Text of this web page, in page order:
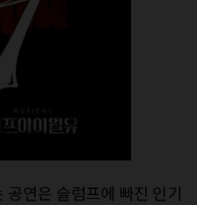
연은 슬럼프에 빠진 인기